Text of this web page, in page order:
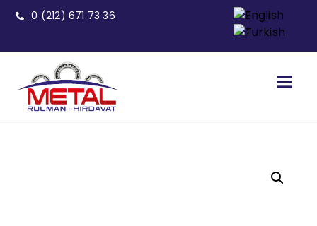
0 (212) 671 73 36